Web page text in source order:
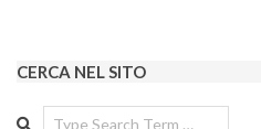
CERCA NEL SITO
Search